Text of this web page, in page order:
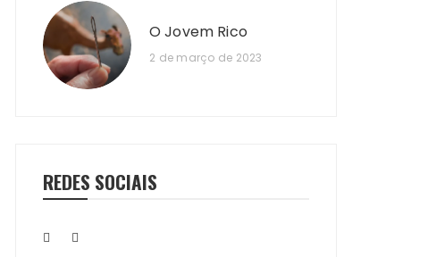
O Jovem Rico
2 de março de 2023
REDES SOCIAIS